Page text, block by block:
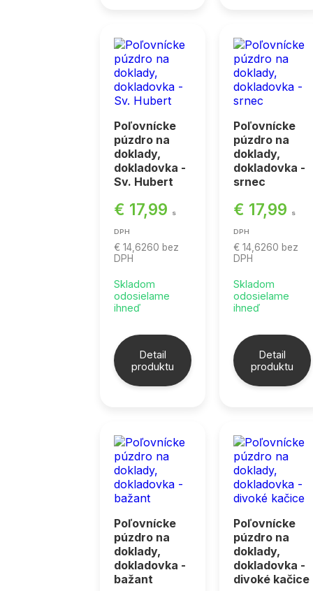
Poľovnícke
púzdro na
doklady,
dokladovka -
Sv. Hubert
€ 17,99 s
DPH
€ 14,6260 bez
DPH
Skladom
odosielame
ihneď
Detail
produktu
Poľovnícke
púzdro na
doklady,
dokladovka -
srnec
€ 17,99 s
DPH
€ 14,6260 bez
DPH
Skladom
odosielame
ihneď
Detail
produktu
Poľovnícke
púzdro na
doklady,
dokladovka -
bažant
Poľovnícke
púzdro na
doklady,
dokladovka -
divoké kačice